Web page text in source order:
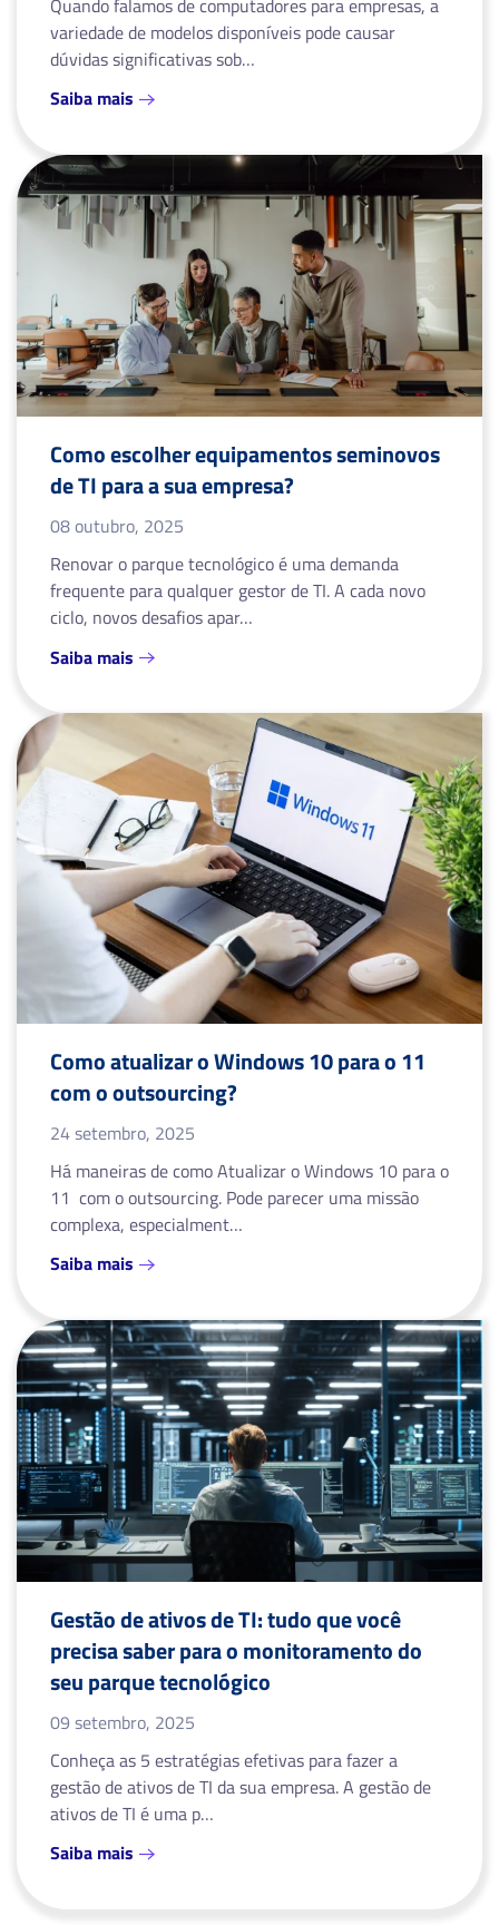
Quando falamos de computadores para empresas, a
variedade de modelos disponíveis pode causar
dúvidas significativas sob…
Saiba mais
Como escolher equipamentos seminovos
de TI para a sua empresa?
08 outubro, 2025
Renovar o parque tecnológico é uma demanda
frequente para qualquer gestor de TI. A cada novo
ciclo, novos desafios apar…
Saiba mais
Como atualizar o Windows 10 para o 11
com o outsourcing?
24 setembro, 2025
Há maneiras de como Atualizar o Windows 10 para o
11 com o outsourcing. Pode parecer uma missão
complexa, especialment…
Saiba mais
Gestão de ativos de TI: tudo que você
precisa saber para o monitoramento do
seu parque tecnológico
09 setembro, 2025
Conheça as 5 estratégias efetivas para fazer a
gestão de ativos de TI da sua empresa. A gestão de
ativos de TI é uma p…
Saiba mais